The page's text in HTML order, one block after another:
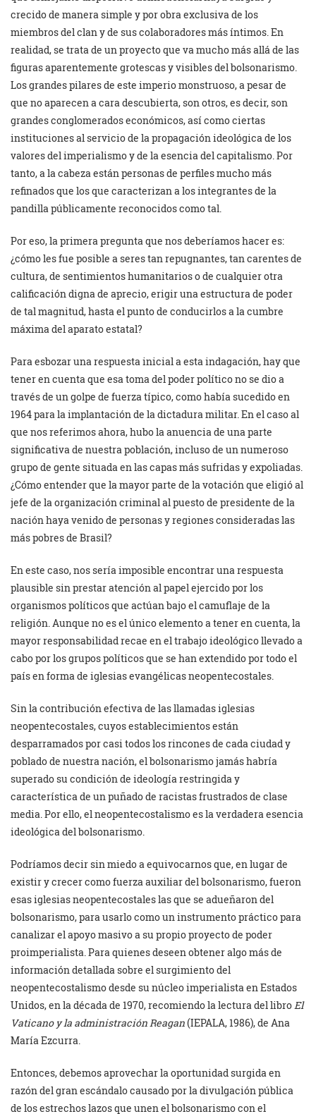
crecido de manera simple y por obra exclusiva de los
miembros del clan y de sus colaboradores más íntimos. En
realidad, se trata de un proyecto que va mucho más allá de las
figuras aparentemente grotescas y visibles del bolsonarismo.
Los grandes pilares de este imperio monstruoso, a pesar de
que no aparecen a cara descubierta, son otros, es decir, son
grandes conglomerados económicos, así como ciertas
instituciones al servicio de la propagación ideológica de los
valores del imperialismo y de la esencia del capitalismo. Por
tanto, a la cabeza están personas de perfiles mucho más
refinados que los que caracterizan a los integrantes de la
pandilla públicamente reconocidos como tal.
Por eso, la primera pregunta que nos deberíamos hacer es:
¿cómo les fue posible a seres tan repugnantes, tan carentes de
cultura, de sentimientos humanitarios o de cualquier otra
calificación digna de aprecio, erigir una estructura de poder
de tal magnitud, hasta el punto de conducirlos a la cumbre
máxima del aparato estatal?
Para esbozar una respuesta inicial a esta indagación, hay que
tener en cuenta que esa toma del poder político no se dio a
través de un golpe de fuerza típico, como había sucedido en
1964 para la implantación de la dictadura militar. En el caso al
que nos referimos ahora, hubo la anuencia de una parte
significativa de nuestra población, incluso de un numeroso
grupo de gente situada en las capas más sufridas y expoliadas.
¿Cómo entender que la mayor parte de la votación que eligió al
jefe de la organización criminal al puesto de presidente de la
nación haya venido de personas y regiones consideradas las
más pobres de Brasil?
En este caso, nos sería imposible encontrar una respuesta
plausible sin prestar atención al papel ejercido por los
organismos políticos que actúan bajo el camuflaje de la
religión. Aunque no es el único elemento a tener en cuenta, la
mayor responsabilidad recae en el trabajo ideológico llevado a
cabo por los grupos políticos que se han extendido por todo el
país en forma de iglesias evangélicas neopentecostales.
Sin la contribución efectiva de las llamadas iglesias
neopentecostales, cuyos establecimientos están
desparramados por casi todos los rincones de cada ciudad y
poblado de nuestra nación, el bolsonarismo jamás habría
superado su condición de ideología restringida y
característica de un puñado de racistas frustrados de clase
media. Por ello, el neopentecostalismo es la verdadera esencia
ideológica del bolsonarismo.
Podríamos decir sin miedo a equivocarnos que, en lugar de
existir y crecer como fuerza auxiliar del bolsonarismo, fueron
esas iglesias neopentecostales las que se adueñaron del
bolsonarismo, para usarlo como un instrumento práctico para
canalizar el apoyo masivo a su propio proyecto de poder
proimperialista. Para quienes deseen obtener algo más de
información detallada sobre el surgimiento del
neopentecostalismo desde su núcleo imperialista en Estados
Unidos, en la década de 1970, recomiendo la lectura del libro El
Vaticano y la administración Reagan(IEPALA, 1986), de Ana
María Ezcurra.
Entonces, debemos aprovechar la oportunidad surgida en
razón del gran escándalo causado por la divulgación pública
de los estrechos lazos que unen el bolsonarismo con el